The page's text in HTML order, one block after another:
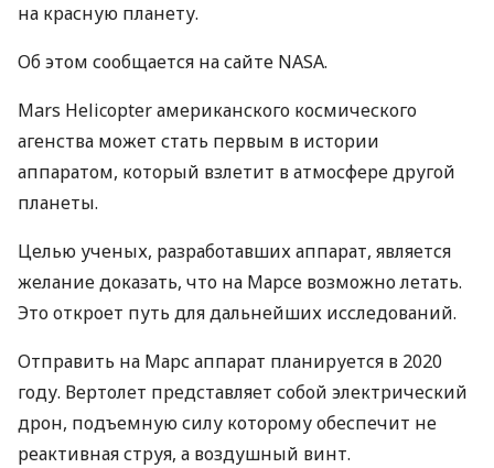
на красную планету.
Об этом сообщается на сайте NASA.
Mars Helicopter американского космического
агенства может стать первым в истории
аппаратом, который взлетит в атмосфере другой
планеты.
Целью ученых, разработавших аппарат, является
желание доказать, что на Марсе возможно летать.
Это откроет путь для дальнейших исследований.
Отправить на Марс аппарат планируется в 2020
году. Вертолет представляет собой электрический
дрон, подъемную силу которому обеспечит не
реактивная струя, а воздушный винт.